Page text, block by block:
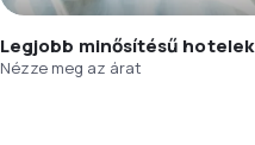
Legjobb minősítésű hotelek
Nézze meg az árat